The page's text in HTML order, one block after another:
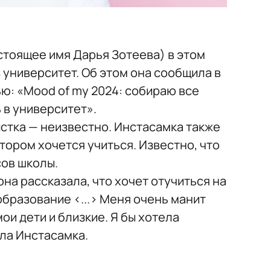
имя Дарья Зотеева) в этом
Об этом она сообщила в
«Mood of my 2024: собираю все
университет».
— неизвестно. Инстасамка также
хочется учиться. Известно, что
школы.
рассказала, что хочет отучиться на
<...> Меня очень манит
дети и близкие. Я бы хотела
Инстасамка.